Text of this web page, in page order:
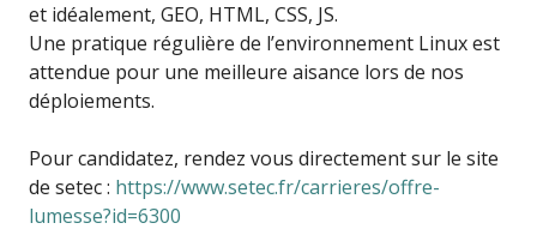
et idéalement, GEO, HTML, CSS, JS.
Une pratique régulière de l’environnement Linux est
attendue pour une meilleure aisance lors de nos
déploiements.
Pour candidatez, rendez vous directement sur le site
de setec : https://www.setec.fr/carrieres/offre-
lumesse?id=6300